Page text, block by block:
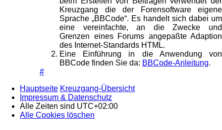
Kreuzgang die der Forensoftware eigene
Sprache „BBCode“. Es handelt sich dabei um
eine vereinfachte, an die Zwecke und
Grenzen eines Forums angepaßte Adaption
des Internet-Standards HTML.
Eine Einführung in die Anwendung von
BBCode finden Sie da: BBCode-Anleitung.
#
Hauptseite Kreuzgang-Übersicht
Impressum & Datenschutz
Alle Zeiten sind UTC+02:00
Alle Cookies löschen